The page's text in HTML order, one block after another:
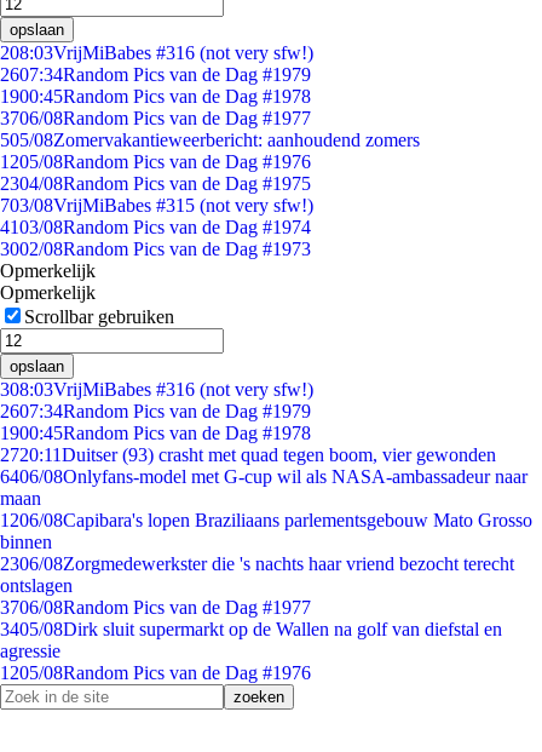
opslaan
208:03VrijMiBabes #316 (not very sfw!)
2607:34Random Pics van de Dag #1979
1900:45Random Pics van de Dag #1978
3706/08Random Pics van de Dag #1977
505/08Zomervakantieweerbericht: aanhoudend zomers
1205/08Random Pics van de Dag #1976
2304/08Random Pics van de Dag #1975
703/08VrijMiBabes #315 (not very sfw!)
4103/08Random Pics van de Dag #1974
3002/08Random Pics van de Dag #1973
Opmerkelijk
Opmerkelijk
Scrollbar gebruiken
opslaan
308:03VrijMiBabes #316 (not very sfw!)
2607:34Random Pics van de Dag #1979
1900:45Random Pics van de Dag #1978
2720:11Duitser (93) crasht met quad tegen boom, vier gewonden
6406/08Onlyfans-model met G-cup wil als NASA-ambassadeur naar
maan
1206/08Capibara's lopen Braziliaans parlementsgebouw Mato Grosso
binnen
2306/08Zorgmedewerkster die 's nachts haar vriend bezocht terecht
ontslagen
3706/08Random Pics van de Dag #1977
3405/08Dirk sluit supermarkt op de Wallen na golf van diefstal en
agressie
1205/08Random Pics van de Dag #1976